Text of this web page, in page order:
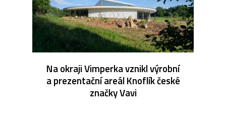
Na okraji Vimperka vznikl výrobní
a prezentační areál Knoflík české
značky Vavi